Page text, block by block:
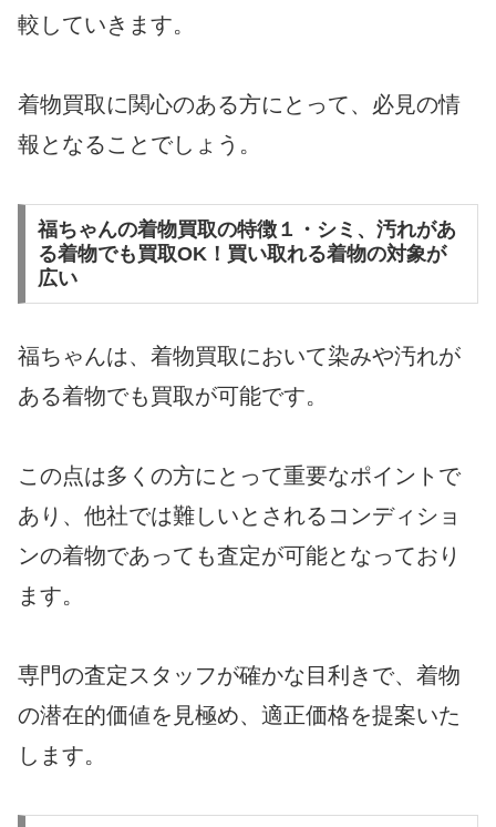
較していきます。
着物買取に関心のある方にとって、必見の情
報となることでしょう。
福ちゃんの着物買取の特徴１・シミ、汚れがあ
る着物でも買取OK！買い取れる着物の対象が
広い
福ちゃんは、着物買取において染みや汚れが
ある着物でも買取が可能です。
この点は多くの方にとって重要なポイントで
あり、他社では難しいとされるコンディショ
ンの着物であっても査定が可能となっており
ます。
専門の査定スタッフが確かな目利きで、着物
の潜在的価値を見極め、適正価格を提案いた
します。